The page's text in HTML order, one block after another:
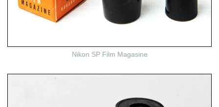
Nikon SP Film Magasine